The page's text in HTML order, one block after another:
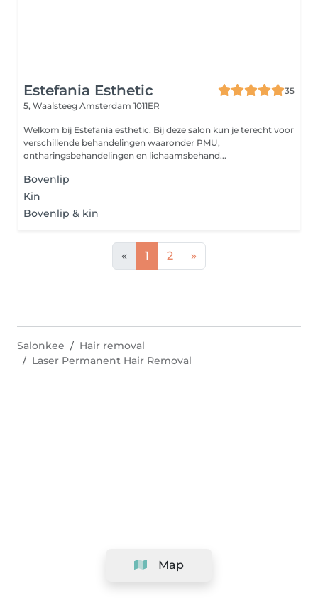
Estefania Esthetic
35
5, Waalsteeg Amsterdam 1011ER
Welkom bij Estefania esthetic. Bij deze salon kun je terecht voor
verschillende behandelingen waaronder PMU,
ontharingsbehandelingen en lichaamsbehand...
Bovenlip
Kin
Bovenlip & kin
« 1 2 »
Map
Salonkee
Hair removal
Laser Permanent Hair Removal